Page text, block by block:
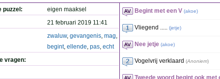
puzzel:
eigen maaksel
21 februari 2019 11:41
zwaluw, gevangenis, mag,
begint, ellende, pas, echt
vragen:
Begint met een V (akoe)
Vliegend ..... (jetje)
Nee jetje (akoe)
Vogelvrij verklaard (Anoniem)
Tweede woord begint ook met